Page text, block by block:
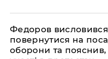
​Федоров
повернутися на
оборони та